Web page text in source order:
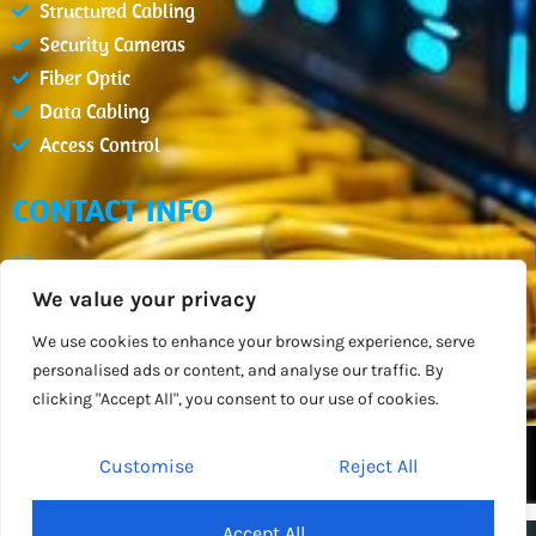
We value your privacy
We use cookies to enhance your browsing experience, serve
personalised ads or content, and analyse our traffic. By
clicking "Accept All", you consent to our use of cookies.
Customise Reject All
Structured Cabling
Security Cameras
Fiber Optic
Data Cabling
Access Control
CONTACT INFO
(407) 900-2654
info@datcm.com
Mon - Fri : 08:00am - 05:00pm
Orlando, FL
DATACOM BY
DESIGN SPARTANS